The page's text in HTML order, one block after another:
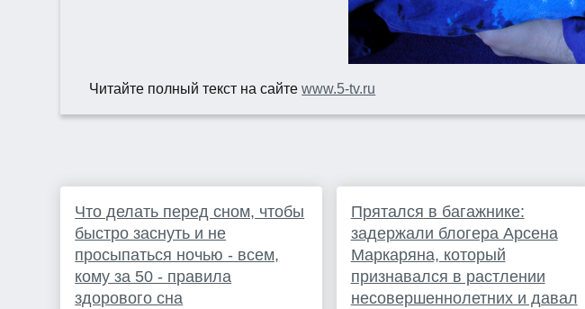
Читайте полный текст на сайтеwww.5-tv.ru
Что делать перед сном, чтобы
быстро заснуть и не
просыпаться ночью - всем,
кому за 50 - правила
здорового сна
Прятался в багажнике:
задержали блогера Арсена
Маркаряна, который
признавался в растлении
несовершеннолетних и давал